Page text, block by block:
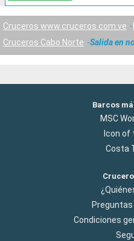
Cruceros www.cruceros.com.ve
Cruceros Cabo Norte
Salida en
Barcos
MSC
Icon of
Costa
Condiciones